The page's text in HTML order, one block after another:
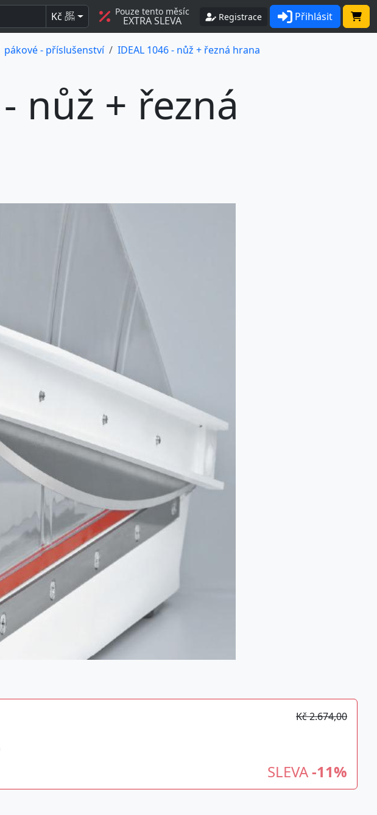
Kč BEZ
DPH
Pouze tento měsíc
EXTRA SLEVA Registrace Přihlásit
pákové - příslušenství IDEAL 1046 - nůž + řezná hrana
nůž + řezná
Kč 2.674,00
SLEVA-11%